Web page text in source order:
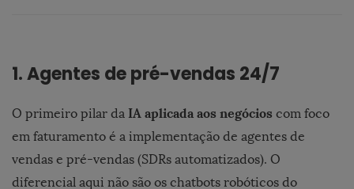
1. Agentes de pré-vendas 24/7
O primeiro pilar da IA ​​aplicada aos negócios com foco
em faturamento é a implementação de agentes de
vendas e pré-vendas (SDRs automatizados). O
diferencial aqui não são os chatbots robóticos do